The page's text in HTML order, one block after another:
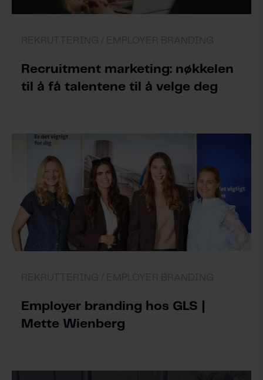
Recruitment marketing: nøkkelen
til å få talentene til å velge deg
Employer branding hos GLS |
Mette Wienberg